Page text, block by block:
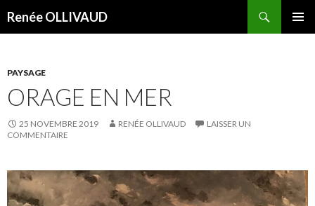
Renée OLLIVAUD
PAYSAGE
ORAGE EN MER
25 NOVEMBRE 2019 RENÉE OLLIVAUD
LAISSER UN
COMMENTAIRE